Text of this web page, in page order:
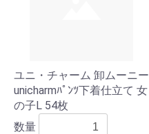
ユニ・チャーム 卸ムーニー
unicharmﾊﾟﾝﾂ下着仕立て 女
の子L 54枚
数量